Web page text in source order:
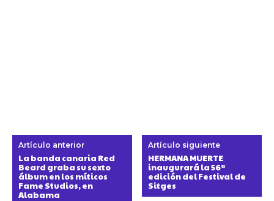
Artículo anterior
La banda canaria Red
Beard graba su sexto
álbum en los míticos
Fame Studios, en
Alabama
Artículo siguiente
HERMANA MUERTE
inaugurará la 56ª
edición del Festival de
Sitges